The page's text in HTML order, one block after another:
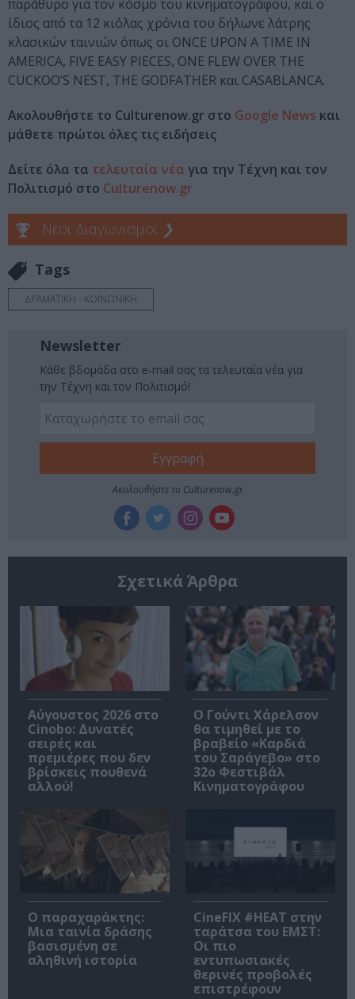
παράθυρο για τον κόσμο του κινηματογράφου, και ο
ίδιος από τα 12 κιόλας χρόνια του δήλωνε λάτρης
κλασικών ταινιών όπως οι ONCE UPON A TIME IN
AMERICA, FIVE EASY PIECES, ONE FLEW OVER THE
CUCKOO’S NEST, THE GODFATHER και CASABLANCA.
Ακολουθήστε το Culturenow.gr στο Google News και
μάθετε πρώτοι όλες τις ειδήσεις
Δείτε όλα τα τελευταία νέα για την Τέχνη και τον
Πολιτισμό στο Culturenow.gr
Νέοι Διαγωνισμοί ❯
Tags
ΔΡΑΜΑΤΙΚΗ - ΚΟΙΝΩΝΙΚΗ
Newsletter
Κάθε βδομάδα στο e-mail σας τα τελευταία νέα για
την Τέχνη και τον Πολιτισμό!
Ακολουθήστε το Culturenow.gr
Σχετικά Άρθρα
Αύγουστος 2026 στο
Cinobo: Δυνατές
σειρές και
πρεμιέρες που δεν
βρίσκεις πουθενά
αλλού!
Ο Γούντι Χάρελσον
θα τιμηθεί με το
βραβείο «Καρδιά
του Σαράγεβο» στο
32ο Φεστιβάλ
Κινηματογράφου
Ο παραχαράκτης:
Μια ταινία δράσης
βασισμένη σε
αληθινή ιστορία
CineFIX #ΗΕΑΤ στην
ταράτσα του ΕΜΣΤ:
Οι πιο
εντυπωσιακές
θερινές προβολές
επιστρέφουν